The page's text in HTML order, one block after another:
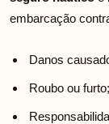
embarcação
Danos
Roubo ou furto;